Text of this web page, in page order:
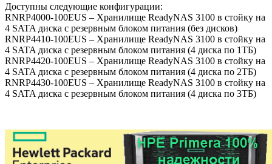
Доступны следующие конфигурации:
RNRP4000-100EUS – Хранилище ReadyNAS 3100 в стойку на
4 SATA диска с резервным блоком питания (без дисков)
RNRP4410-100EUS – Хранилище ReadyNAS 3100 в стойку на
4 SATA диска с резервным блоком питания (4 диска по 1ТБ)
RNRP4420-100EUS – Хранилище ReadyNAS 3100 в стойку на
4 SATA диска с резервным блоком питания (4 диска по 2ТБ)
RNRP4430-100EUS – Хранилище ReadyNAS 3100 в стойку на
4 SATA диска с резервным блоком питания (4 диска по 3ТБ)